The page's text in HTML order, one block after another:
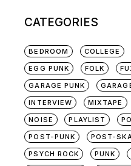
CATEGORIES
BEDROOM COLLEGE
EGG PUNK
FOLK
GARAGE PUNK
INTERVIEW
MIXTAPE
NOISE
PLAYLIST
POST-PUNK
POST-
PSYCH ROCK
PUNK